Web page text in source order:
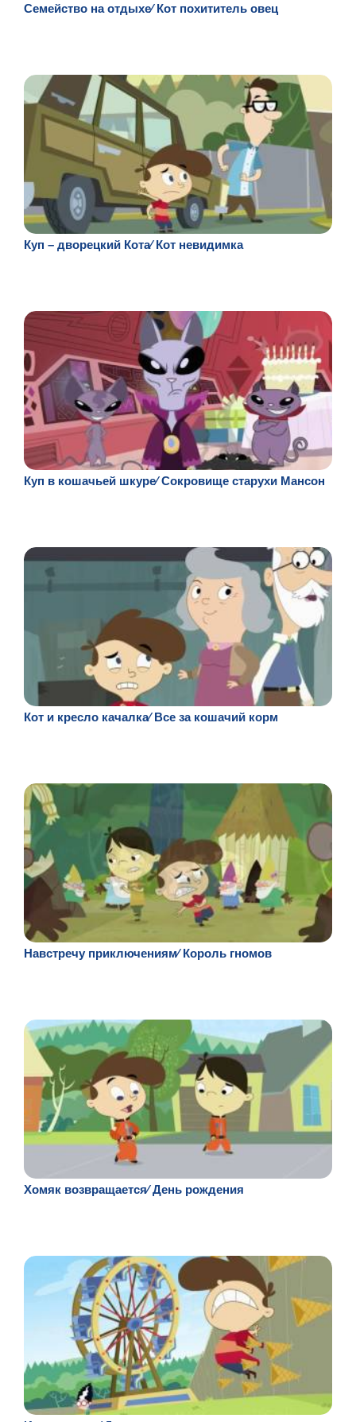
Семейство на отдыхе⁄ Кот похититель овец
Куп – дворецкий Кота⁄ Кот невидимка
Куп в кошачьей шкуре⁄ Сокровище старухи Мансон
Кот и кресло качалка⁄ Все за кошачий корм
Навстречу приключениям⁄ Король гномов
Хомяк возвращается⁄ День рождения